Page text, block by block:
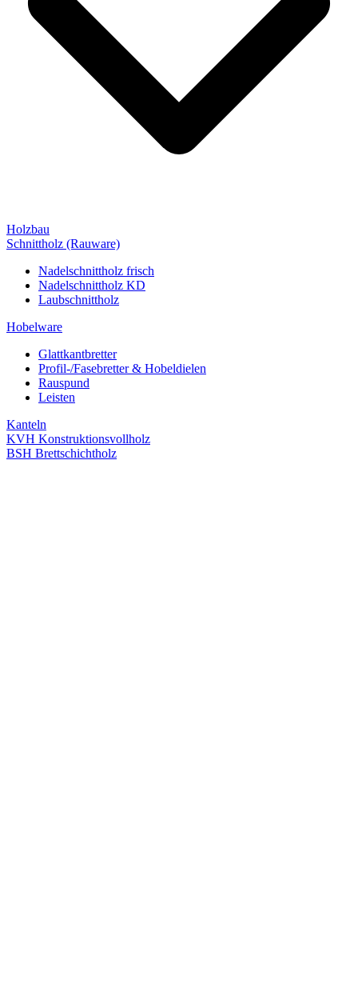
Holzbau
Schnittholz (Rauware)
Nadelschnittholz frisch
Nadelschnittholz KD
Laubschnittholz
Hobelware
Glattkantbretter
Profil-/Fasebretter & Hobeldielen
Rauspund
Leisten
Kanteln
KVH Konstruktionsvollholz
BSH Brettschichtholz